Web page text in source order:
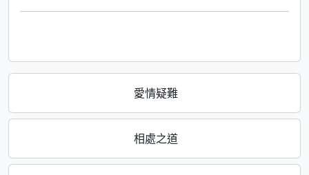
愛情疑難
相處之道